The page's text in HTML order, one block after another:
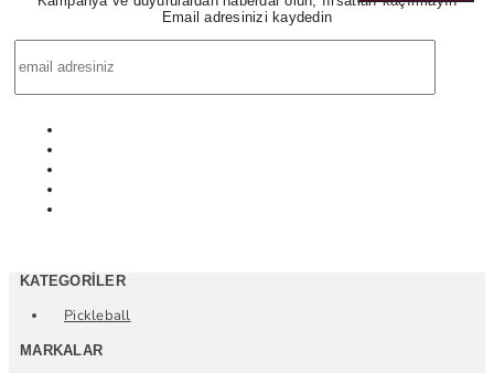
Email adresinizi kaydedin
KATEGORILER
Pickleball
MARKALAR